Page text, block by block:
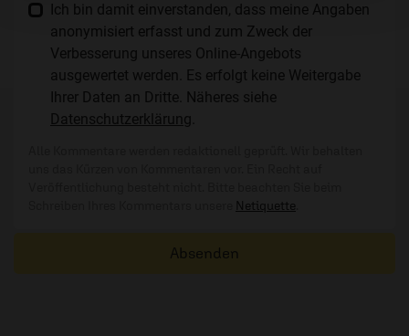
Ich bin damit einverstanden, dass meine Angaben
anonymisiert erfasst und zum Zweck der
Verbesserung unseres Online-Angebots
ausgewertet werden. Es erfolgt keine Weitergabe
Ihrer Daten an Dritte. Näheres siehe
Datenschutzerklärung
Netiquette
Absenden